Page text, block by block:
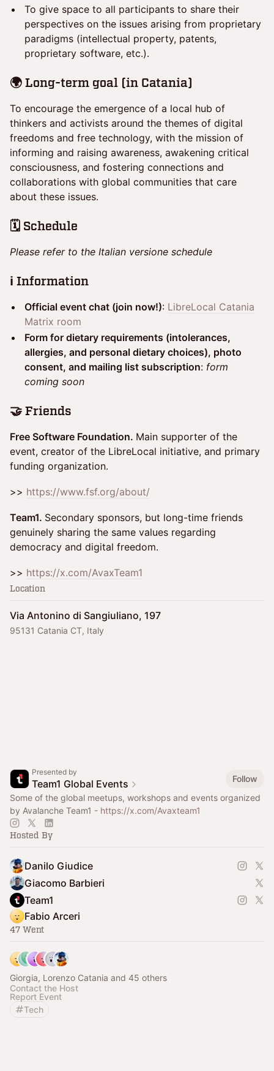
To give space to all participants to share their
perspectives on the issues arising from proprietary
paradigms (intellectual property, patents,
proprietary software, etc.).
🌍 Long-term goal (in Catania)
To encourage the emergence of a local hub of
thinkers and activists around the themes of digital
freedoms and free technology, with the mission of
informing and raising awareness, awakening critical
consciousness, and fostering connections and
collaborations with global communities that care
about these issues.
🗓️ Schedule
Please refer to the Italian versione schedule
ℹ️ Information
Official event chat (join now!): LibreLocal Catania
Matrix room
Form for dietary requirements (intolerances,
allergies, and personal dietary choices), photo
consent, and mailing list subscription: form
coming soon
🤝 Friends
Free Software Foundation. Main supporter of the
event, creator of the LibreLocal initiative, and primary
funding organization.
>> https://www.fsf.org/about/
Team1. Secondary sponsors, but long-time friends
genuinely sharing the same values regarding
democracy and digital freedom.
>> https://x.com/AvaxTeam1
Location
Via Antonino di Sangiuliano, 197
95131 Catania CT, Italy
Presented by
Team1 Global Events
Follow
Some of the global meetups, workshops and events organized
by Avalanche Team1 - https://x.com/Avaxteam1
Hosted By
Danilo Giudice
Giacomo Barbieri
Team1
Fabio Arceri
47 Went
Giorgia, Lorenzo Catania and 45 others
Contact the Host
Report Event
Tech